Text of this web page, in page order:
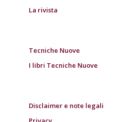
La rivista
Tecniche Nuove
I libri Tecniche Nuove
Disclaimer e note legali